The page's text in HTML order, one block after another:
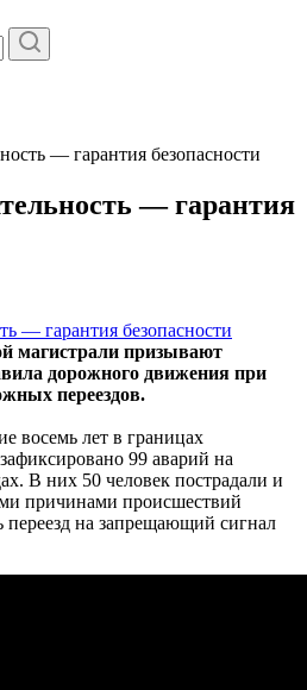
— гарантия безопасности
— гарантия
магистрали призывают
дорожного движения при
переездов.
восемь лет в границах
99 аварий на
В них 50 человек пострадали и
причинами происшествий
переезд на запрещающий сигнал